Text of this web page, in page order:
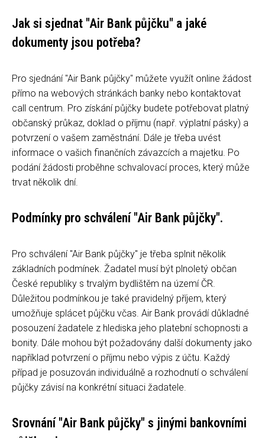
Jak si sjednat "Air Bank půjčku" a jaké
dokumenty jsou potřeba?
Pro sjednání "Air Bank půjčky" můžete využít online žádost
přímo na webových stránkách banky nebo kontaktovat
call centrum. Pro získání půjčky budete potřebovat platný
občanský průkaz, doklad o příjmu (např. výplatní pásky) a
potvrzení o vašem zaměstnání. Dále je třeba uvést
informace o vašich finančních závazcích a majetku. Po
podání žádosti proběhne schvalovací proces, který může
trvat několik dní.
Podmínky pro schválení "Air Bank půjčky".
Pro schválení "Air Bank půjčky" je třeba splnit několik
základních podmínek. Žadatel musí být plnoletý občan
České republiky s trvalým bydlištěm na území ČR.
Důležitou podmínkou je také pravidelný příjem, který
umožňuje splácet půjčku včas. Air Bank provádí důkladné
posouzení žadatele z hlediska jeho platební schopnosti a
bonity. Dále mohou být požadovány další dokumenty jako
například potvrzení o příjmu nebo výpis z účtu. Každý
případ je posuzován individuálně a rozhodnutí o schválení
půjčky závisí na konkrétní situaci žadatele.
Srovnání "Air Bank půjčky" s jinými bankovními